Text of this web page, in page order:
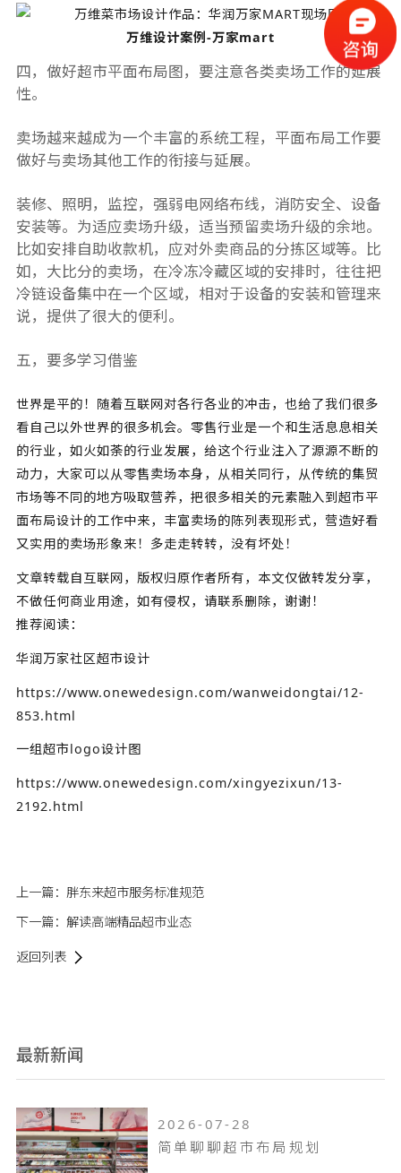
万维设计案例-万家mart
四，做好超市平面布局图，要注意各类卖场工作的延展
性。
卖场越来越成为一个丰富的系统工程，平面布局工作要
做好与卖场其他工作的衔接与延展。
装修、照明，监控，强弱电网络布线，消防安全、设备
安装等。为适应卖场升级，适当预留卖场升级的余地。
比如安排自助收款机，应对外卖商品的分拣区域等。比
如，大比分的卖场，在冷冻冷藏区域的安排时，往往把
冷链设备集中在一个区域，相对于设备的安装和管理来
说，提供了很大的便利。
五，要多学习借鉴
世界是平的！随着互联网对各行各业的冲击，也给了我们很多
看自己以外世界的很多机会。零售行业是一个和生活息息相关
的行业，如火如荼的行业发展，给这个行业注入了源源不断的
动力，大家可以从零售卖场本身，从相关同行，从传统的集贸
市场等不同的地方吸取营养，把很多相关的元素融入到超市平
面布局设计的工作中来，丰富卖场的陈列表现形式，营造好看
又实用的卖场形象来！多走走转转，没有坏处！
文章转载自互联网，版权归原作者所有，本文仅做转发分享，
不做任何商业用途，如有侵权，请联系删除，谢谢！
推荐阅读：
华润万家社区超市设计
https://www.onewedesign.com/wanweidongtai/12-
853.html
一组超市logo设计图
https://www.onewedesign.com/xingyezixun/13-
2192.html
上一篇： 胖东来超市服务标准规范
下一篇： 解读高端精品超市业态
返回列表
最新新闻
2026-07-28
简单聊聊超市布局规划